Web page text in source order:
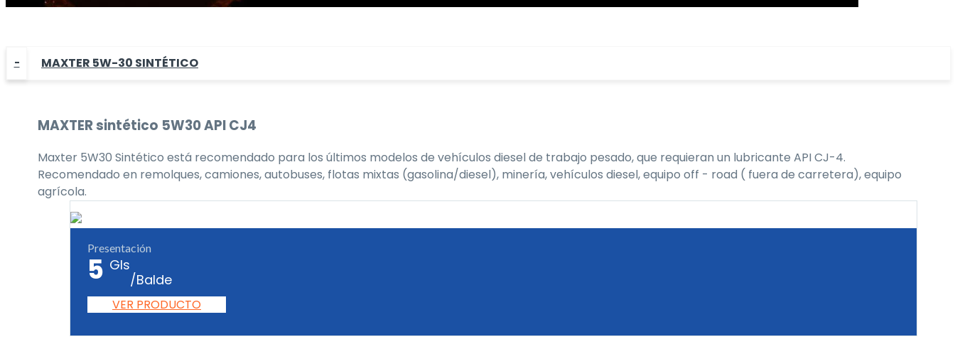
MAXTER 5W-30 SINTÉTICO
MAXTERsintético 5W30API CJ4
Maxter 5W30 Sintético está recomendado para los últimos modelos de vehículos diesel de trabajo pesado, que requieran un lubricante API CJ-4.
Recomendado en remolques, camiones, autobuses, flotas mixtas (gasolina/diesel), minería, vehículos diesel, equipo off - road ( fuera de carretera), equipo
agrícola.
Presentación
5 Gls
/Balde
VER PRODUCTO